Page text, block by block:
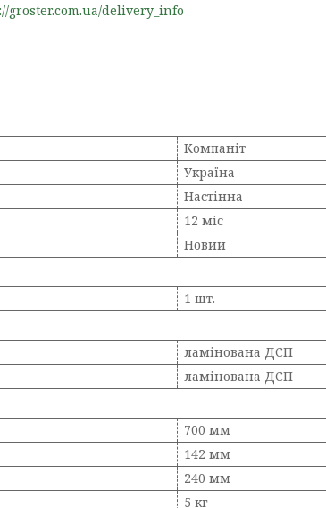
groster.com.ua/delivery_info
Компаніт
Україна
Настінна
12 міс
Новий
1 шт.
ламінована ДСП
ламінована ДСП
700 мм
142 мм
240 мм
5 кг